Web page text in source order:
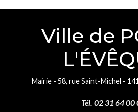
Ville de
Mairie - 58, rue Saint-Michel -
Tél. 02 31 64 00